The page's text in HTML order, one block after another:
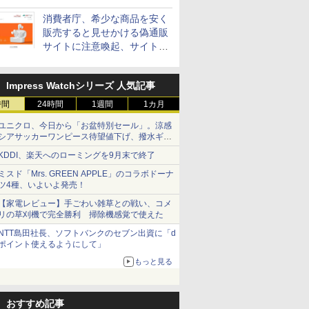
消費者庁、希少な商品を安く
販売すると見せかける偽通販
サイトに注意喚起、サイト名
Impress Watchシリーズ 人気記事
24時間 1週間 1カ月
ニクロ、今日から「お盆特別セール」。涼感
アサッカーワンピース待望値下げ、撥水ギア
ョーツは1990円に
、楽天へのローミングを9月末で終了
スド「Mrs. GREEN APPLE」のコラボドーナ
4種、いよいよ発売！
家電レビュー】手ごわい雑草との戦い、コメ
の草刈機で完全勝利 掃除機感覚で使えた
島田社長、ソフトバンクのセブン出資に「d
イント使えるようにして」
もっと見る
おすすめ記事